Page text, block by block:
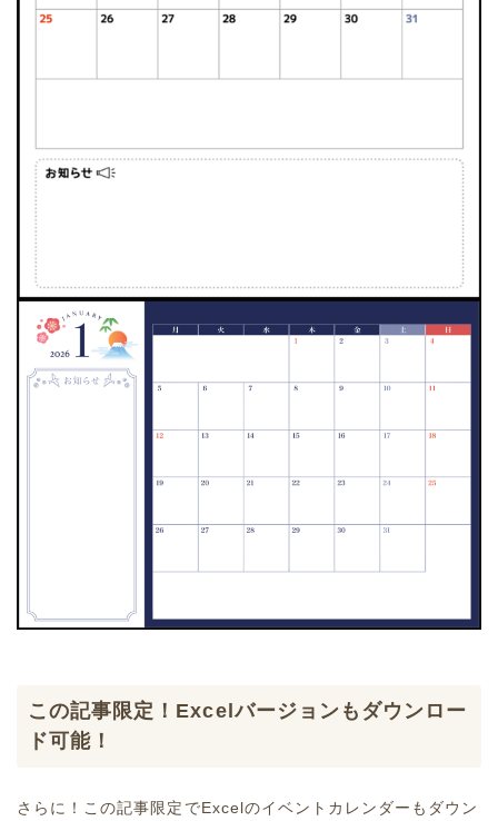
この記事限定！Excelバージョンもダウンロー
ド可能！
さらに！この記事限定でExcelのイベントカレンダーもダウン